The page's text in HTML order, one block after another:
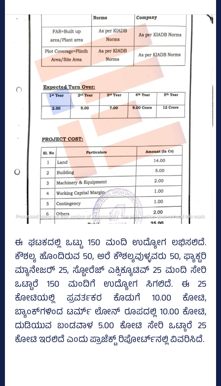
ಈ ಘಟಕದಲ್ಲಿ ಒಟ್ಟು 150 ಮಂದಿ ಉದ್ಯೋಗ ಲಭಿಸಲಿದೆ.
ಕೌಶಲ್ಯ ಹೊಂದಿರುವ 50, ಅರೆ ಕೌಶಲ್ಯವುಳ್ಳವರು 50, ಫ್ಯಾಕ್ಟರಿ
ಮ್ಯಾನೇಜರ್‍‌ 25, ಸ್ಟೋರೆಜ್‌ ಎಕ್ಸಿಕ್ಯೂಟಿವ್‌ 25 ಮಂದಿ ಸೇರಿ
ಒಟ್ಟಾರೆ 150 ಮಂದಿಗೆ ಉದ್ಯೋಗ ಸಿಗಲಿದೆ. ಈ 25
ಕೋಟಿಯಲ್ಲಿ ಪ್ರವರ್ತಕರ ಕೊಡುಗೆ 10.00 ಕೋಟಿ,
ಬ್ಯಾಂಕ್‌ಗಳಿಂದ ಟರ್ಮ್ ಲೋನ್‌ ರೂಪದಲ್ಲಿ 10.00 ಕೋಟಿ,
ದುಡಿಯುವ ಬಂಡವಾಳ 5.00 ಕೋಟಿ ಸೇರಿ ಒಟ್ಠಾರೆ 25
ಕೋಟಿ ಇರಲಿದೆ ಎಂದು ಪ್ರಾಜೆಕ್ಟ್‌ ರಿಪೋರ್ಟ್‌ನಲ್ಲಿ ವಿವರಿಸಿದೆ.